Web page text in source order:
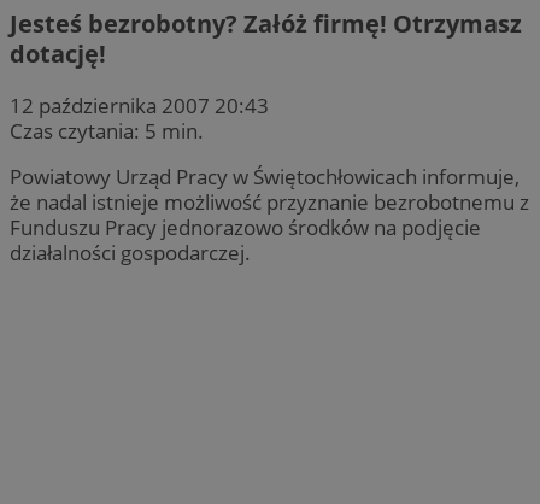
Jesteś bezrobotny? Załóż firmę! Otrzymasz
dotację!
12 października 2007 20:43
Czas czytania: 5 min.
Powiatowy Urząd Pracy w Świętochłowicach informuje,
że nadal istnieje możliwość przyznanie bezrobotnemu z
Funduszu Pracy jednorazowo środków na podjęcie
działalności gospodarczej.